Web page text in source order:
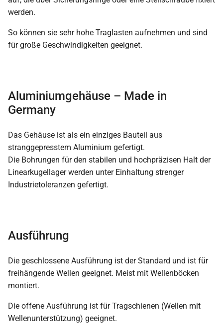
werden.
So können sie sehr hohe Traglasten aufnehmen und sind
für große Geschwindigkeiten geeignet.
Aluminiumgehäuse – Made in
Germany
Das Gehäuse ist als ein einziges Bauteil aus
stranggepresstem Aluminium gefertigt.
Die Bohrungen für den stabilen und hochpräzisen Halt der
Linearkugellager werden unter Einhaltung strenger
Industrietoleranzen gefertigt.
Ausführung
Die geschlossene Ausführung ist der Standard und ist für
freihängende Wellen geeignet. Meist mit Wellenböcken
montiert.
Die offene Ausführung ist für Tragschienen (Wellen mit
Wellenunterstützung) geeignet.